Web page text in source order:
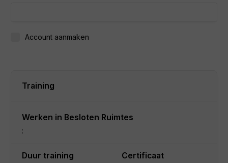
Account aanmaken
Training
Werken in Besloten Ruimtes
:
Duur training Certificaat